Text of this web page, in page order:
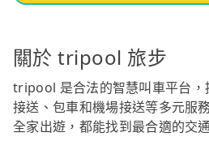
關於 tripool 旅步
tripool 是合法的智慧叫車平台，
接送、包車和機場接送等多元服
全家出遊，都能找到最合適的交